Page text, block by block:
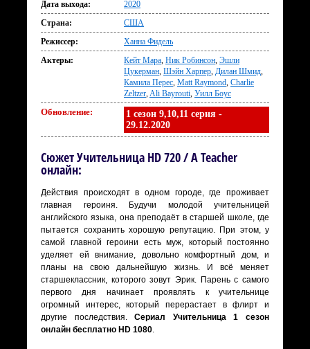
Дата выхода:
2020
Страна:
США
Режиссер:
Ханна Фидель
Актеры:
Кейт Мара, Ник Робинсон, Эшли
Цукерман, Шэйн Харпер, Дилан Шмид,
Камила Перес, Matt Raymond, Charlie
Zeltzer,Ali Bayrouti, Уилл Боус
Обновление:
1 сезон 9,10,11 серия -
29.12.2020
Сюжет Учительница HD 720 / A Teacher
онлайн:
Действия происходят в одном городе, где проживает
главная героиня. Будучи молодой учительницей
английского языка, она преподаёт в старшей школе, где
пытается сохранить хорошую репутацию. При этом, у
самой главной героини есть муж, который постоянно
уделяет ей внимание, довольно комфортный дом, и
планы на свою дальнейшую жизнь. И всё меняет
старшеклассник, которого зовут Эрик. Парень с самого
первого дня начинает проявлять к учительнице
огромный интерес, который перерастает в флирт и
другие последствия.Сериал Учительница 1 сезон
онлайн бесплатно HD 1080.